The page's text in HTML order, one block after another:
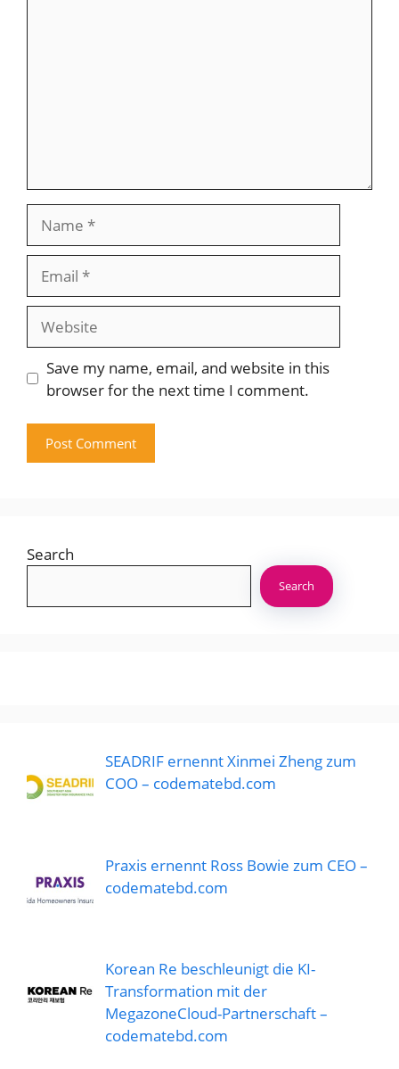
Website
Save my name, email, and website in this
browser for the next time I comment.
Search
Search
SEADRIF ernennt Xinmei Zheng zum
COO – codematebd.com
Praxis ernennt Ross Bowie zum CEO –
codematebd.com
Korean Re beschleunigt die KI-
Transformation mit der
MegazoneCloud-Partnerschaft –
codematebd.com